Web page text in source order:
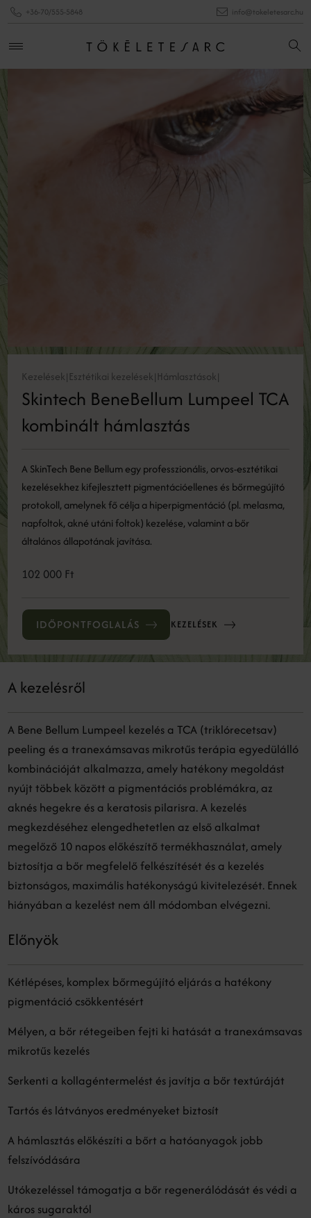
+36-70/555-5848 info@tokeletesarc.hu
Kezelések|Esztétikai kezelések|Hámlasztások|
Skintech BeneBellum Lumpeel TCA
kombinált hámlasztás
A SkinTech Bene Bellum egy professzionális, orvos-esztétikai
kezelésekhez kifejlesztett pigmentációellenes és bőrmegújító
protokoll, amelynek fő célja a hiperpigmentáció (pl. melasma,
napfoltok, akné utáni foltok) kezelése, valamint a bőr
általános állapotának javítása.
102 000 Ft
IDŐPONTFOGLALÁS KEZELÉSEK
A kezelésről
A Bene Bellum Lumpeel kezelés a TCA (triklórecetsav)
peeling és a tranexámsavas mikrotűs terápia egyedülálló
kombinációját alkalmazza, amely hatékony megoldást
nyújt többek között a pigmentációs problémákra, az
aknés hegekre és a keratosis pilarisra. A kezelés
megkezdéséhez elengedhetetlen az első alkalmat
megelőző 10 napos előkészítő termékhasználat, amely
biztosítja a bőr megfelelő felkészítését és a kezelés
biztonságos, maximális hatékonyságú kivitelezését. Ennek
hiányában a kezelést nem áll módomban elvégezni.
Előnyök
Kétlépéses, komplex bőrmegújító eljárás a hatékony
pigmentáció csökkentésért
Mélyen, a bőr rétegeiben fejti ki hatását a tranexámsavas
mikrotűs kezelés
Serkenti a kollagéntermelést és javítja a bőr textúráját
Tartós és látványos eredményeket biztosít
A hámlasztás előkészíti a bőrt a hatóanyagok jobb
felszívódására
Utókezeléssel támogatja a bőr regenerálódását és védi a
káros sugaraktól